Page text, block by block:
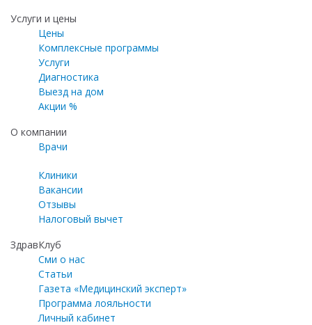
Услуги и цены
Цены
Комплексные программы
Услуги
Диагностика
Выезд на дом
Акции %
О компании
Врачи
Клиники
Вакансии
Отзывы
Налоговый вычет
ЗдравКлуб
Сми о нас
Статьи
Газета «Медицинский эксперт»
Программа лояльности
Личный кабинет